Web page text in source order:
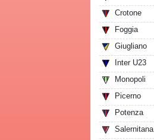
Crotone
Foggia
Giugliano
Inter U23
Monopoli
Picerno
Potenza
Salernitana